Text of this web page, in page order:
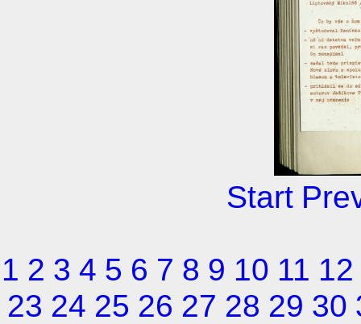
Start
1 2 3 4 5 6 7 8 9 10 11 12
23 24 25 26 27 28 29 30